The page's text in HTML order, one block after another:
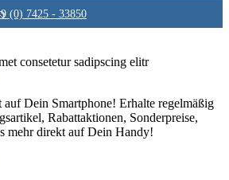
PREISEN
(0) 7425 - 33850
PREISEN
consetetur sadipscing elitr
Dein Smartphone! Erhalte regelmäßig
Rabattaktionen, Sonderpreise,
mehr direkt auf Dein Handy!